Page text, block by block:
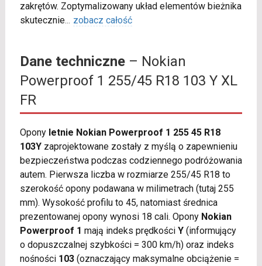
zakrętów. Zoptymalizowany układ elementów bieżnika
skutecznie... zobacz całość
Dane techniczne– Nokian
Powerproof 1 255/45 R18 103 Y XL
FR
Opony letnie Nokian Powerproof 1 255 45 R18
103Yzaprojektowane zostały z myślą o zapewnieniu
bezpieczeństwa podczas codziennego podróżowania
autem. Pierwsza liczba w rozmiarze 255/45 R18 to
szerokość opony podawana w milimetrach (tutaj 255
mm). Wysokość profilu to 45, natomiast średnica
prezentowanej opony wynosi 18 cali. Opony Nokian
Powerproof 1 mają indeks prędkości Y(informujący
o dopuszczalnej szybkości = 300 km/h) oraz indeks
nośności 103(oznaczający maksymalne obciążenie =